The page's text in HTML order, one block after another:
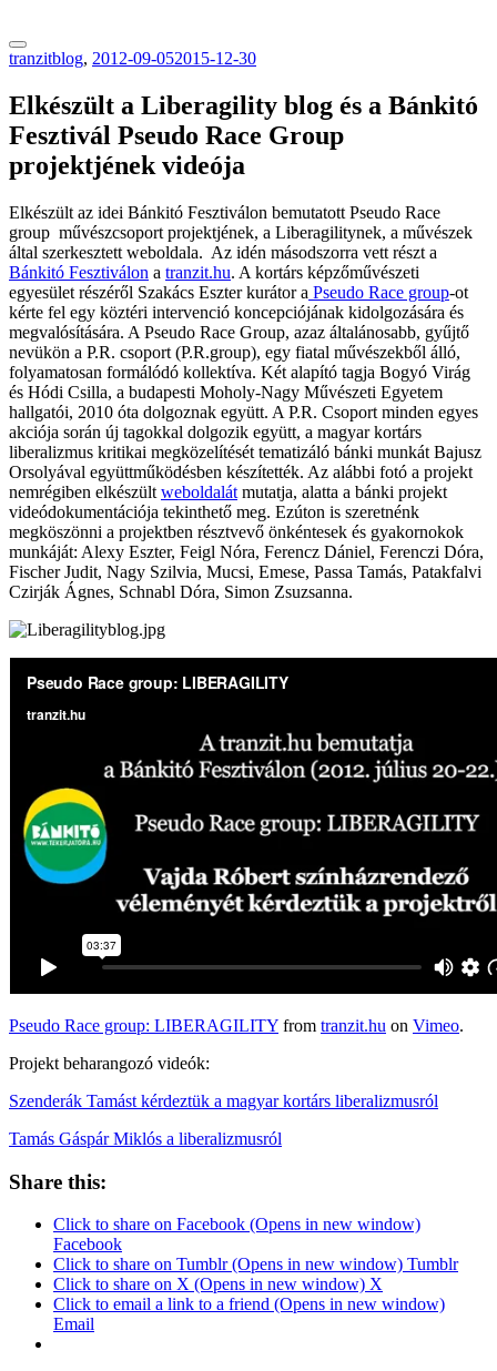
tranzitblog, 2012-09-052015-12-30
Elkészült a Liberagility blog és a Bánkitó
Fesztivál Pseudo Race Group
projektjének videója
Elkészült az idei Bánkitó Fesztiválon bemutatott Pseudo Race
group művészcsoport projektjének, a Liberagilitynek, a művészek
által szerkesztett weboldala. Az idén másodszorra vett részt a
Bánkitó Fesztiválon a tranzit.hu. A kortárs képzőművészeti
egyesület részéről Szakács Eszter kurátor a Pseudo Race group-ot
kérte fel egy köztéri intervenció koncepciójának kidolgozására és
megvalósítására. A Pseudo Race Group, azaz általánosabb, gyűjtő
nevükön a P.R. csoport (P.R.group), egy fiatal művészekből álló,
folyamatosan formálódó kollektíva. Két alapító tagja Bogyó Virág
és Hódi Csilla, a budapesti Moholy-Nagy Művészeti Egyetem
hallgatói, 2010 óta dolgoznak együtt. A P.R. Csoport minden egyes
akciója során új tagokkal dolgozik együtt, a magyar kortárs
liberalizmus kritikai megközelítését tematizáló bánki munkát Bajusz
Orsolyával együttműködésben készítették. Az alábbi fotó a projekt
nemrégiben elkészült weboldalát mutatja, alatta a bánki projekt
videódokumentációja tekinthető meg. Ezúton is szeretnénk
megköszönni a projektben résztvevő önkéntesek és gyakornokok
munkáját: Alexy Eszter, Feigl Nóra, Ferencz Dániel, Ferenczi Dóra,
Fischer Judit, Nagy Szilvia, Mucsi, Emese, Passa Tamás, Patakfalvi
Czirják Ágnes, Schnabl Dóra, Simon Zsuzsanna.
Pseudo Race group: LIBERAGILITY from tranzit.hu on Vimeo.
Projekt beharangozó videók:
Szenderák Tamást kérdeztük a magyar kortárs liberalizmusról
Tamás Gáspár Miklós a liberalizmusról
Share this:
Click to share on Facebook (Opens in new window)
Facebook
Click to share on Tumblr (Opens in new window) Tumblr
Click to share on X (Opens in new window) X
Click to email a link to a friend (Opens in new window)
Email